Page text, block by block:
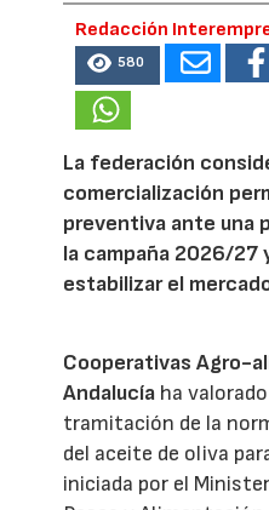
Redacción
580
La federación
comercialización
preventiva ante una
la campaña 2026/27
estabilizar el
Cooperativas Agro-
Andalucía ha
tramitación de la
del aceite de oliva
iniciada por el